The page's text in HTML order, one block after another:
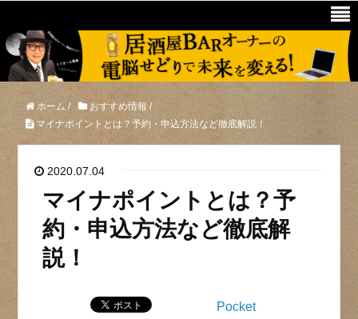
ホーム / おすすめ情報 /
マイナポイントとは？予約・申込方法など徹底解説！
2020.07.04
マイナポイントとは？予
約・申込方法など徹底解
説！
Pocket